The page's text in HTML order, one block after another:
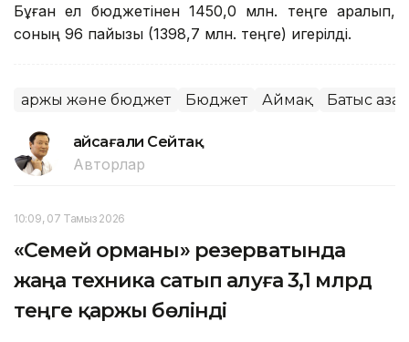
Бұған ел бюджетінен 1450,0 млн. теңге қаралып,
соның 96 пайызы (1398,7 млн. теңге) игерілді.
Қаржы және бюджет Бюджет Аймақ Батыс
Ғайсағали Сейтақ
Авторлар
10:09, 07 Тамыз 2026
«Семей орманы» резерватында
жаңа техника сатып алуға 3,1 млрд
теңге қаржы бөлінді